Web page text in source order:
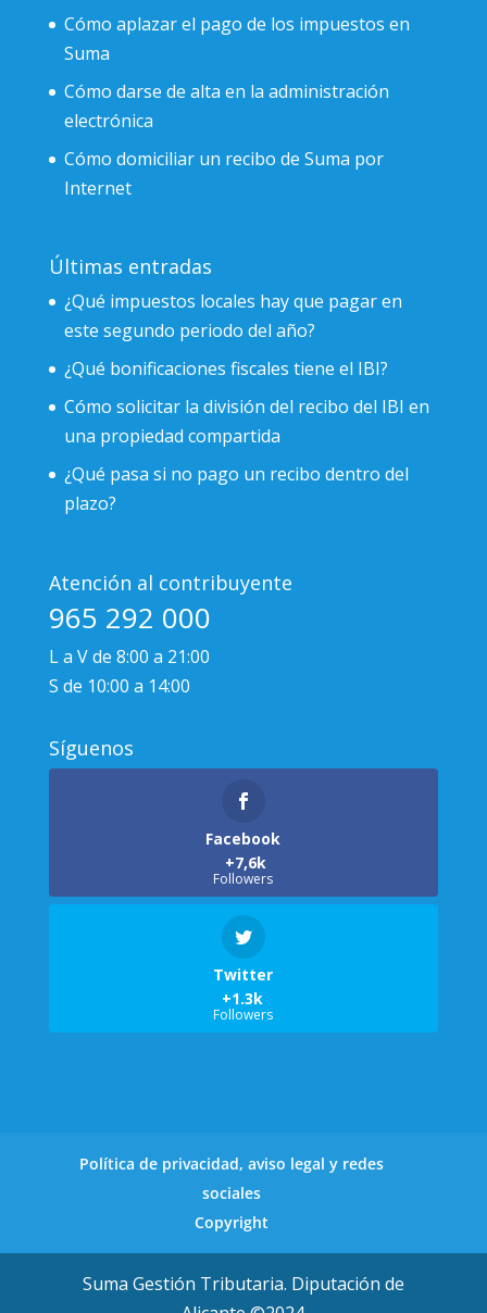
Cómo aplazar el pago de los impuestos en
Suma
Cómo darse de alta en la administración
electrónica
Cómo domiciliar un recibo de Suma por
Internet
Últimas entradas
¿Qué impuestos locales hay que pagar en
este segundo periodo del año?
¿Qué bonificaciones fiscales tiene el IBI?
Cómo solicitar la división del recibo del IBI en
una propiedad compartida
¿Qué pasa si no pago un recibo dentro del
plazo?
Atención al contribuyente
965 292 000
L a V de 8:00 a 21:00
S de 10:00 a 14:00
Síguenos
Facebook
Followers
Twitter
Followers
Política de privacidad, aviso legal y redes
sociales
Copyright
Suma Gestión Tributaria. Diputación de